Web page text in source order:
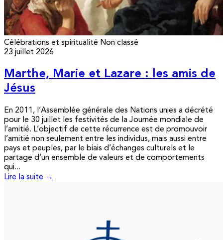
Célébrations et spiritualité Non classé
23 juillet 2026
Marthe, Marie et Lazare : les amis de
Jésus
En 2011, l’Assemblée générale des Nations unies a décrété
pour le 30 juillet les festivités de la Journée mondiale de
l’amitié. L’objectif de cette récurrence est de promouvoir
l’amitié non seulement entre les individus, mais aussi entre
pays et peuples, par le biais d’échanges culturels et le
partage d’un ensemble de valeurs et de comportements
qui...
Lire la suite →